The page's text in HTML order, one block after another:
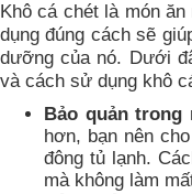
Khô cá chét là món
dụng đúng cách sẽ
dưỡng của nó. Dưới
và cách sử dụng khô
Bảo quản trong
hơn, bạn nên
đông tủ lạnh.
mà không làm